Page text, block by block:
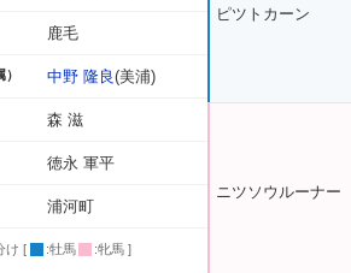
鹿毛
中野 隆良(美浦)
森 滋
徳永 軍平
浦河町
け [ :牡馬 :牝馬 ]
ピツトカーン
ニツソウルーナー